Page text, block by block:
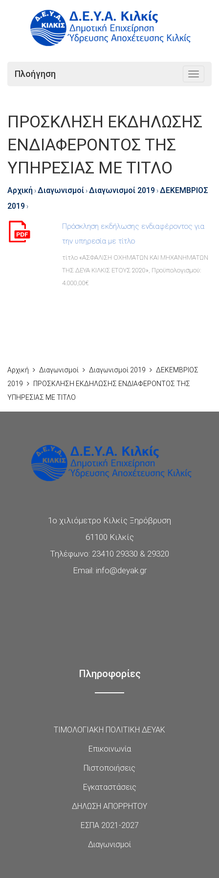
Toggle
Πλοήγηση
ΠΡΟΣΚΛΗΣΗ ΕΚΔΗΛΩΣΗΣ
ΕΝΔΙΑΦΕΡΟΝΤΟΣ ΤΗΣ
ΥΠΗΡΕΣΙΑΣ ΜΕ ΤΙΤΛΟ
Αρχική ›Διαγωνισμοί ›Διαγωνισμοί 2019 ›ΔΕΚΕΜΒΡΙΟΣ
2019 ›
Πρόσκληση εκδήλωσης ενδιαφέροντος για
την υπηρεσία με τίτλο
τίτλο «ΑΣΦΑΛΙΣΗ ΟΧΗΜΑΤΩΝ ΚΑΙ ΜΗΧΑΝΗΜΑΤΩΝ
ΤΗΣ ΔΕΥΑ ΚΙΛΚΙΣ ΕΤΟΥΣ 2020», Προϋπολογισμού:
4.000,00€
Αρχική Διαγωνισμοί Διαγωνισμοί 2019
ΔΕΚΕΜΒΡΙΟΣ
2019
ΠΡΟΣΚΛΗΣΗ ΕΚΔΗΛΩΣΗΣ ΕΝΔΙΑΦΕΡΟΝΤΟΣ ΤΗΣ
ΥΠΗΡΕΣΙΑΣ ΜΕ ΤΙΤΛΟ
1ο χιλιόμετρο Κιλκίς Ξηρόβρυση
61100 Κιλκίς
Τηλέφωνο: 23410 29330 & 29320
Email: info@deyak.gr
Πληροφορίες
ΤΙΜΟΛΟΓΙΑΚΗ ΠΟΛΙΤΙΚΗ ΔΕΥΑΚ
Επικοινωνία
Πιστοποιήσεις
Εγκαταστάσεις
ΔΗΛΩΣΗ ΑΠΟΡΡΗΤΟΥ
ΕΣΠΑ 2021-2027
Διαγωνισμοί